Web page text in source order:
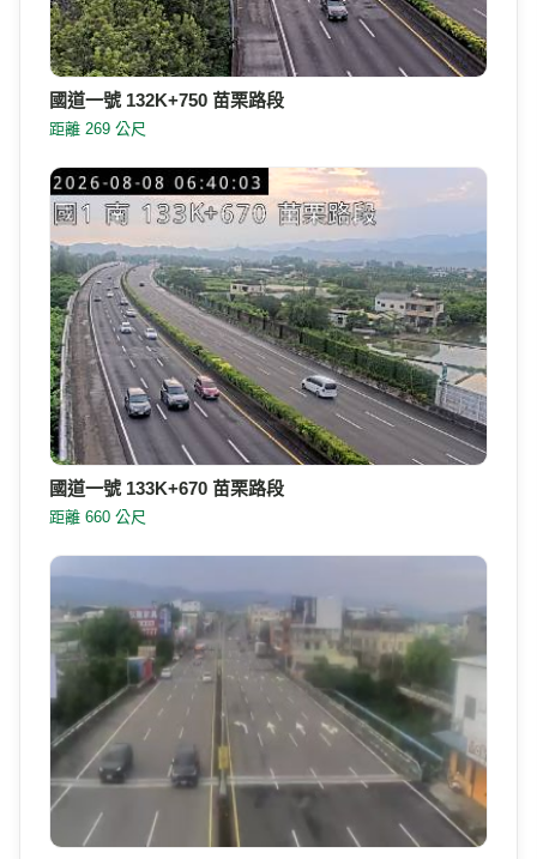
國道一號 132K+750 苗栗路段
距離 269 公尺
國道一號 133K+670 苗栗路段
距離 660 公尺